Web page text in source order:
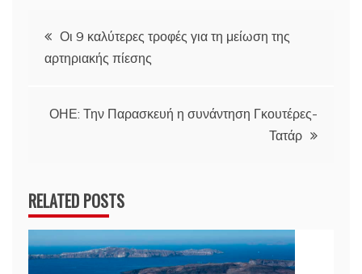
Πλοήγηση
άρθρων
Οι 9 καλύτερες τροφές για τη μείωση της
αρτηριακής πίεσης
ΟΗΕ: Την Παρασκευή η συνάντηση Γκουτέρες-
Τατάρ
RELATED POSTS